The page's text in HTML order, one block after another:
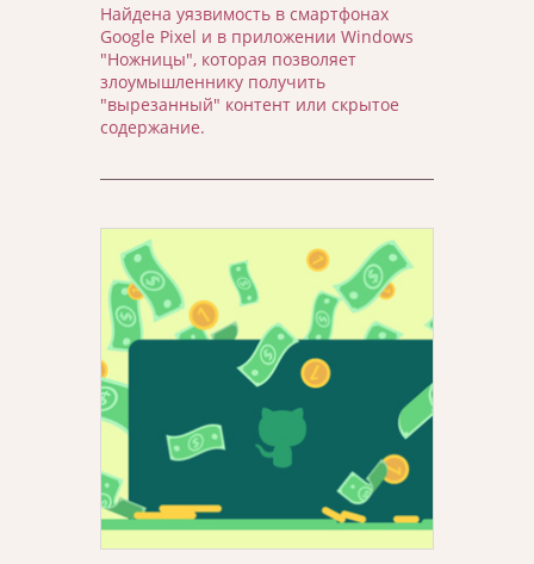
Найдена уязвимость в смартфонах
Google Pixel и в приложении Windows
"Ножницы", которая позволяет
злоумышленнику получить
"вырезанный" контент или скрытое
содержание.